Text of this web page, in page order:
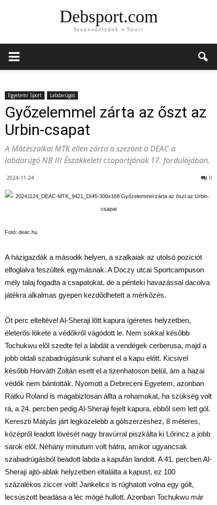
Debsport.com
Szenvedélyünk a Sport
Egyetemi Sport Labdarúgás
Győzelemmel zárta az őszt az
Urbin-csapat
A Mátészalkai MTK ellen zárta a szezont a DEAC a
labdarúgó NB III Északkeleti csoportjának 17. fordulójában.
2024-11-24 0
Fotó: deac.hu
A házigazdák a második helyen, a szalkaiak az utolsó pozíciót
elfoglalva feszültek egymásnak. A Dóczy utcai Sportcampuson
mély talaj fogadta a csapatokat, de a pénteki havazással dacolva
játékra alkalmas gyepen kezdődhetett a mérkőzés.
Öt perc elteltével Al-Sheraji lőtt kapura ígéretes helyzetben,
életerős lökete a védőkről vágódott le. Nem sokkal később
Tochukwu elől szedte fel a labdát a vendégek cerberusa, majd a
jobb oldali szabadrúgásunk suhant el a kapu előtt. Kicsivel
később Horváth Zoltán esett el a tizenhatoson belül, ám a hazai
védők nem bántották. Nyomott a Debreceni Egyetem, azonban
Ratku Roland is magabiztosan állta a rohamokat, ha szükség volt
rá, a 24. percben pedig Al-Sheraji fejelt kapura, ebből sem lett gól.
Kereszti Mátyás járt legközelebb a gólszerzéshez, 8 méteres,
középről leadott lövését nagy bravúrral piszkálta ki Lőrincz a jobb
sarok elől. Néhány minutum volt hátra, amikor ugyancsak
szabadrúgásból beadott labda a kapufán landolt. A 41. percben Al-
Sheraji ajtó-ablak helyzetben eltalálta a kapust, ez 100
százalékos ziccer volt! Jankelics is rúghatott volna egy gólt,
lecsúszott beadása a léc mögé hullott. Azonban Tochukwu már